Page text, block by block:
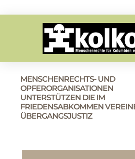
MENSCHENRECHTS- UND
OPFERORGANISATIONEN
UNTERSTÜTZEN DIE IM
FRIEDENSABKOMMEN
ÜBERGANGSJUSTIZ